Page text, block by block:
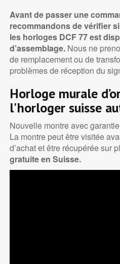
Avant de passer une
recommandons de vérifier
les horloges DCF 77 est
d’assemblage.Nous ne
de remplacement ou de
problèmes de réception du
Horloge murale
l'horloger suisse
Nouvelle montre avec
La montre peut être visitée
d’achat et être récupérée sur
gratuite en Suisse.